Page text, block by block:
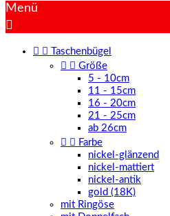
Menü

 
Taschenbügel
  Größe
5 - 10cm
11 - 15cm
16 - 20cm
21 - 25cm
ab 26cm
  Farbe
nickel-glänzend
nickel-mattiert
nickel-antik
gold (18K)
mit Ringöse